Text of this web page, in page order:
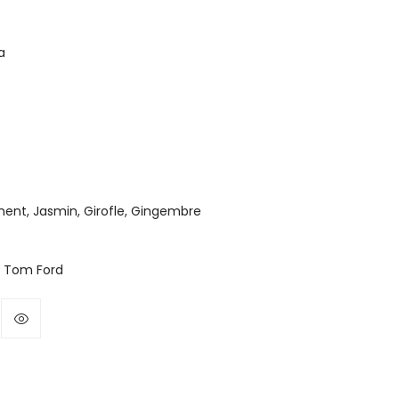
Jasmin, Girofle, Gingembre
Ford